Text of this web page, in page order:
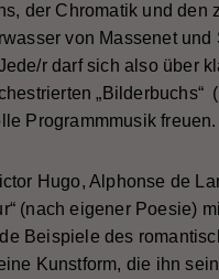
der Chromatik und den
von Massenet
r darf sich also über
Programmmusik freuen.
Hugo, Alphonse de
(nach eigener Poesie)
Beispiele des
Kunstform, die ihn